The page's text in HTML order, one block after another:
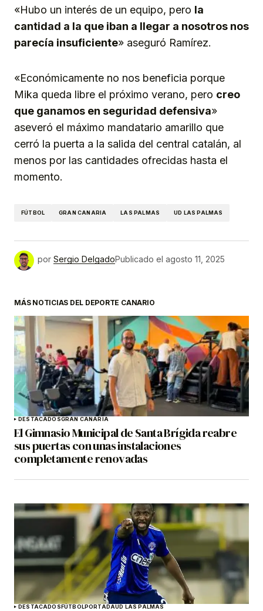
«Hubo un interés de un equipo, pero la
cantidad a la que iban a llegar a nosotros nos
parecía insuficiente» aseguró Ramírez.
«Económicamente no nos beneficia porque
Mika queda libre el próximo verano, pero creo
que ganamos en seguridad defensiva»
aseveró el máximo mandatario amarillo que
cerró la puerta a la salida del central catalán, al
menos por las cantidades ofrecidas hasta el
momento.
FÚTBOL GRAN CANARIA LAS PALMAS UD LAS PALMAS
por Sergio DelgadoPublicado el agosto 11, 2025
MÁS NOTICIAS DEL DEPORTE CANARIO
DESTACADOSGRAN CANARIA
El Gimnasio Municipal de Santa Brígida reabre
sus puertas con unas instalaciones
completamente renovadas
DESTACADOSFÚTBOLPORTADAUD LAS PALMAS